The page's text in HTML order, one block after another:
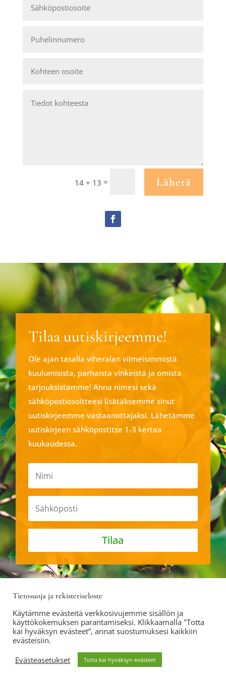
14 + 13 = Lähetä
Tilaa uutiskirjeemme!
Ole ajan tasalla viheralan viimeisimmistä
kuulumisista, parhaista vinkeistä ja omista
tarjouksistamme! Anna nimesi sekä
sähköpostiosoitteesi lisätäksemme sinut
uutiskirjeemme vastaanottajaksi. Lähetämme
uutiskirjeen sähköpostitse 1-3 kertaa
kuukaudessa.
Tilaa
2021 © Vihersuunnittelu Sarastus Oy | Sivuston
Tietosuojaseloste
Tietosuoja ja rekisteriseloste
Käytämme evästeitä verkkosivujemme sisällön ja
käyttökokemuksen parantamiseksi. Klikkaamalla "Totta
kai hyväksyn evästeet”, annat suostumuksesi kaikkiin
evästeisiin.
Evästeasetukset
Totta kai hyväksyn evästeet